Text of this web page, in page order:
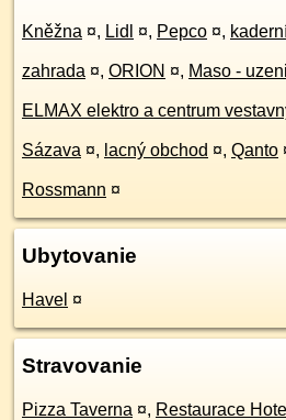
Kněžna ¤, Lidl ¤, Pepco ¤,
zahrada ¤, ORION ¤, Maso -
ELMAX elektro a centrum
Sázava ¤, lacný obchod ¤, Qanto
Rossmann ¤
Ubytovanie
Havel ¤
Stravovanie
Pizza Taverna ¤, Restaurace